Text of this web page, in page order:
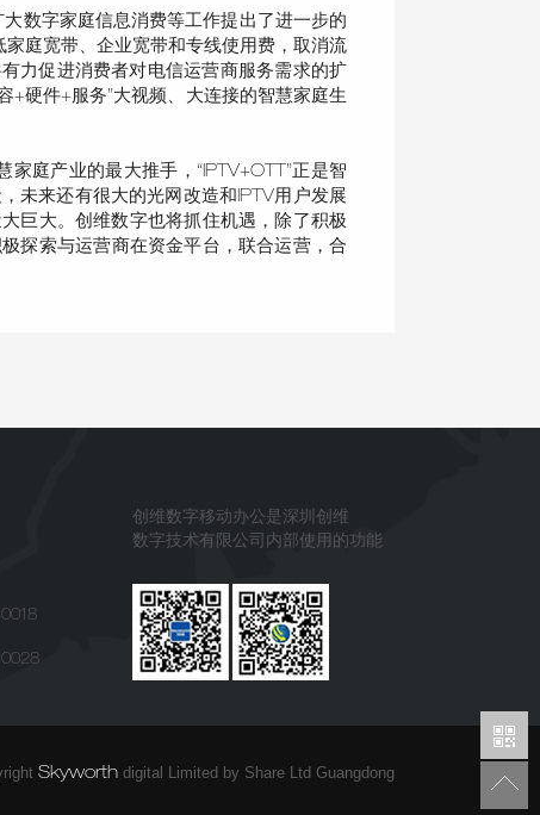
数字家庭信息消费等工作提出了进一步的
庭宽带、企业宽带和专线使用费，取消流
力促进消费者对电信运营商服务需求的扩
+硬件+服务”大视频、大连接的智慧家庭生
庭产业的最大推手，“IPTV+OTT”正是智
未来还有很大的光网改造和IPTV用户发展
巨大。创维数字也将抓住机遇，除了积极
探索与运营商在资金平台，联合运营，合
创维数字移动办公是深圳创维
数字技术有限公司内部使用的功能
Skyworth digital Limited by Share Ltd Guangdong